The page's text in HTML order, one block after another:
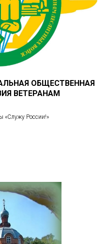
ОБЩЕСТВЕННАЯ
ВЕТЕРАНАМ
«Служу России!»